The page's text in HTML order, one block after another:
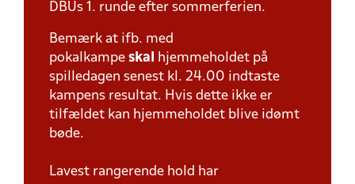
DBUs 1. runde efter sommerferien.
Bemærk at ifb. med
pokalkampe skal
hjemmeholdet på
spilledagen senest kl. 24.00 indtaste
kampens resultat. Hvis dette ikke er
tilfældet kan hjemmeholdet blive idømt
bøde.
Lavest rangerende hold har